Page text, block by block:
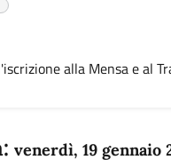
alla Mensa e al
venerdì, 19 gennaio